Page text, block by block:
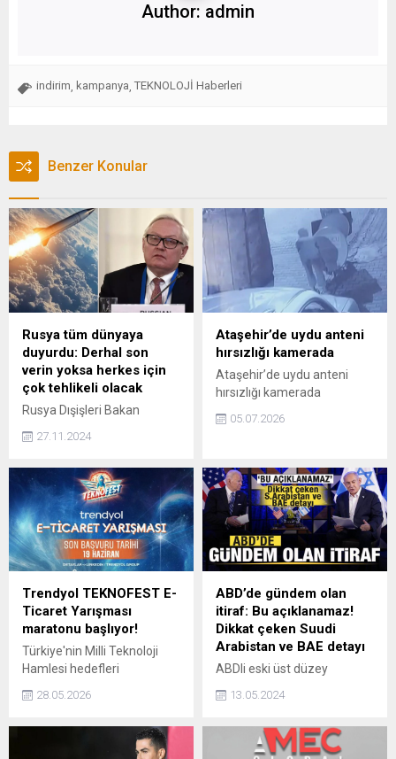
Author: admin
indirim, kampanya, TEKNOLOJİ Haberleri
Benzer Konular
Rusya tüm dünyaya
duyurdu: Derhal son
verin yoksa herkes için
çok tehlikeli olacak
Rusya Dışişleri Bakan
Oreşnik hipersonik balistik
için net bir mesaj olduğunu
vurguladı, nükleer gücün
yenilgiye
uğratılamayacağının altını
çizdi. ABD yönetiminin
gerilim sarmalına son
vermesi gerektiğini belirten
Ryabkov, "Yapmaları
gereken bu, aksi takdirde
durum, ABD de dahil herkes
için son derece tehlikeli hale
gelecek" dedi.
27.11.2024
Ataşehir’de uydu anteni
hırsızlığı kamerada
Ataşehir’de uydu anteni
hırsızlığı kamerada
05.07.2026
Trendyol TEKNOFEST E-
Ticaret Yarışması
maratonu başlıyor!
Türkiye'nin Milli Teknoloji
Hamlesi hedefleri
dünyanın en büyük ‎havacılık,
TEKNOFEST kapsamında E-
28.05.2026
ABD’de gündem olan
itiraf: Bu açıklanamaz!
Dikkat çeken Suudi
Arabistan ve BAE detayı
ABDli eski üst düzey
sevkiyatının yasal sınırı
yetkililer, kararların Gazze
13.05.2024